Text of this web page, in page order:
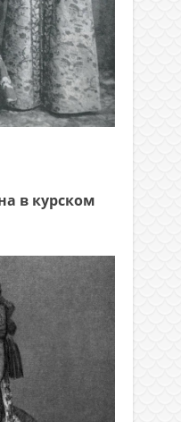
в курском